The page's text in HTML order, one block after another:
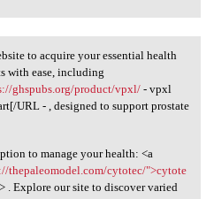
to acquire
to acquire your essential health
with ease, including
ghspubs.org/product/vpxl/- vpxl
URL - , designed to support prostate
to manage your health: <a
thepaleomodel.com/cytotec/">cytote
. Explore our site to discover varied